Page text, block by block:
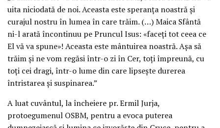
uita niciodată de noi. Aceasta este speranța noastră și
curajul nostru în lumea în care trăim. (…) Maica Sfântă
ni-l arată încontinuu pe Pruncul Isus: «faceți tot ceea ce
El vă va spune»! Aceasta este mântuirea noastră. Așa să
trăim și ne vom regăsi într-o zi în Cer, toți împreună, cu
toți cei dragi, într-o lume din care lipsește durerea
întristarea și suspinarea.”
A luat cuvântul, la încheiere pr. Ermil Jurja,
protoegumenul OSBM, pentru a evoca puterea